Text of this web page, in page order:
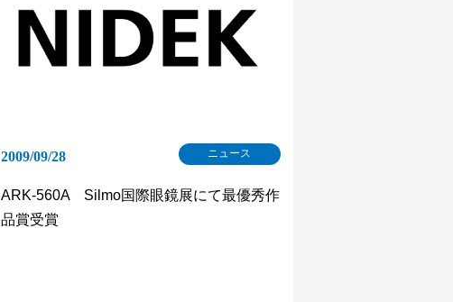
2009/09/28 ニュース
ARK-560A Silmo国際眼鏡展にて最優秀作
品賞受賞